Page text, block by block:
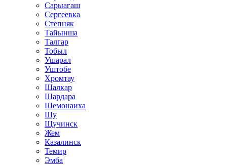
Сарыагаш
Сергеевка
Степняк
Тайынша
Талгар
Тобыл
Ушарал
Уштобе
Хромтау
Шалкар
Шардара
Шемонаиха
Шу
Щучинск
Жем
Казалинск
Темир
Эмба